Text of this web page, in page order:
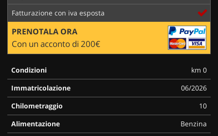
Fatturazione con iva esposta
PRENOTALA ORA
Con un acconto di 200€
Condizioni
km 0
Immatricolazione
06/2026
Chilometraggio
10
Alimentazione
Benzina